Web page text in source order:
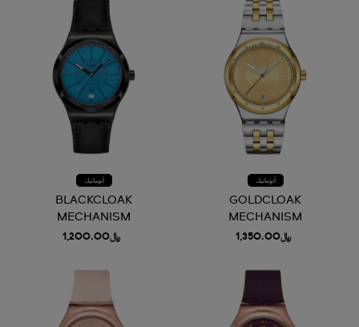
أتوماتيك
GOLDCLOAK
MECHANISM
﷼1,350.00
أتوماتيك
BLACKCLOAK
MECHANISM
﷼1,200.00